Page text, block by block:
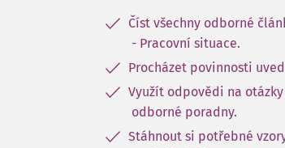
Číst všechny odborné
- Pracovní situace.
Procházet povinnosti
Využít odpovědi na
odborné poradny.
Stáhnout si potřebné